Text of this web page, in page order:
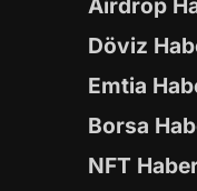
Airdrop
Döviz
Emtia
Borsa
NFT